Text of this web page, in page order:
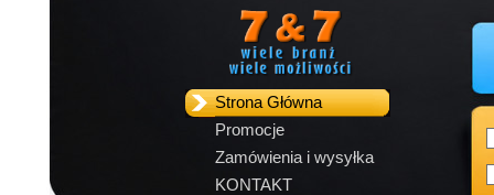
Strona Główna
Promocje
Zamówienia i wysyłka
KONTAKT